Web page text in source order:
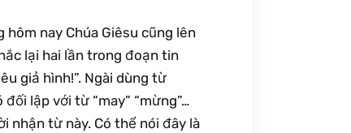
nay Chúa Giêsu cũng lên
lại hai lần trong đoạn tin
giả hình!”. Ngài dùng từ
lập với từ “may” “mừng”…
nhận từ này. Có thể nói đây là